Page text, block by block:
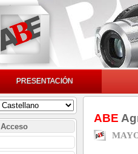
PRESENTACIÓN
Acceso
ABE